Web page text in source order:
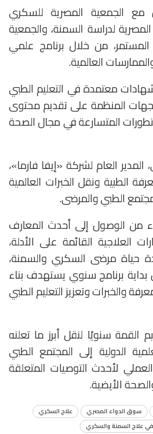
مع الجمعية المصرية للسكري
لدراسة السمنة، والجمعية
المستمر، من خلال برنامج علمي
العالمية.
معتمدة في التعليم الطبي
المنظمة على تقديم محتوى
المتسارعة في مجال الصحة
العام لشركة «إيفا فارما»،
الطبية ونقل الخبرات العالمية
الطبي والمرضى.
من الوصول إلى أحدث المعارف
العلاجية القائمة على الأدلة،
مرضى السكري والسمنة،
بداية برنامج سنوي يستهدف بناء
والخبرات وتعزيز التعليم الطبي
القمة سنويًا لنقل أبرز ما تعلنه
الدولية إلى المجتمع الطبي
لأحدث التوصيات المتعلقة
الأيضية.
سوق الدواء المصري
علاج السكري
في علاج السمنة والسكري